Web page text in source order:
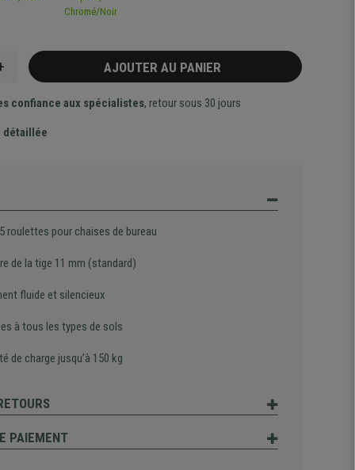
AJOUTER AU PANIER
confiance aux spécialistes, retour sous 30 jours
détaillée
roulettes pour chaises de bureau
de la tige 11 mm (standard)
fluide et silencieux
à tous les types de sols
de charge jusqu’à 150 kg
PAIEMENT